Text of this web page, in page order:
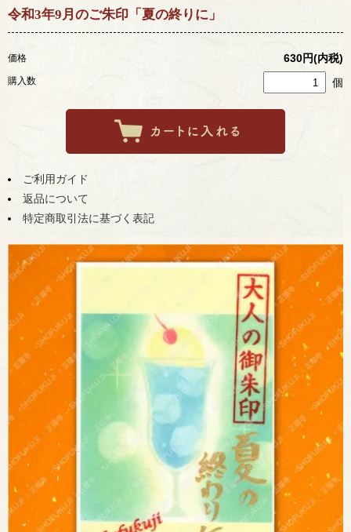
令和3年9月のご朱印「夏の終りに」
価格 630円(内税)
購入数 個
ご利用ガイド
返品について
特定商取引法に基づく表記